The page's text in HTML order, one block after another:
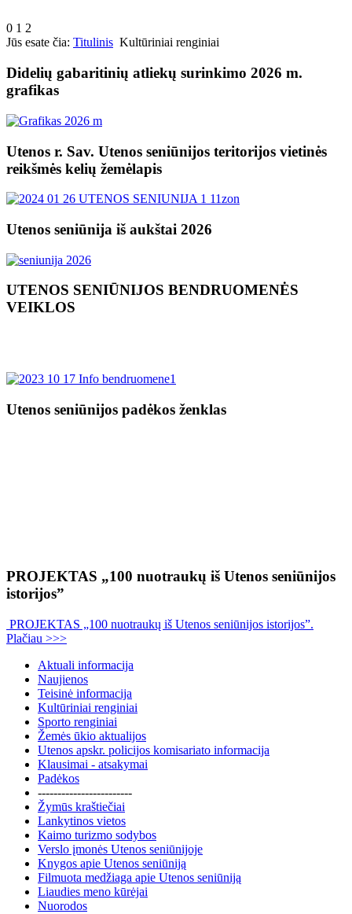
0 1 2
Jūs esate čia: Titulinis Kultūriniai renginiai
Didelių gabaritinių atliekų surinkimo 2026 m.
grafikas
Utenos r. Sav. Utenos seniūnijos teritorijos vietinės
reikšmės kelių žemėlapis
Utenos seniūnija iš aukštai 2026
UTENOS SENIŪNIJOS BENDRUOMENĖS
VEIKLOS
Utenos seniūnijos padėkos ženklas
PROJEKTAS „100 nuotraukų iš Utenos seniūnijos
istorijos”
PROJEKTAS „100 nuotraukų iš Utenos seniūnijos istorijos”.
Plačiau >>>
Aktuali informacija
Naujienos
Teisinė informacija
Kultūriniai renginiai
Sporto renginiai
Žemės ūkio aktualijos
Utenos apskr. policijos komisariato informacija
Klausimai - atsakymai
Padėkos
------------------------
Žymūs kraštiečiai
Lankytinos vietos
Kaimo turizmo sodybos
Verslo įmonės Utenos seniūnijoje
Knygos apie Utenos seniūniją
Filmuota medžiaga apie Utenos seniūniją
Liaudies meno kūrėjai
Nuorodos